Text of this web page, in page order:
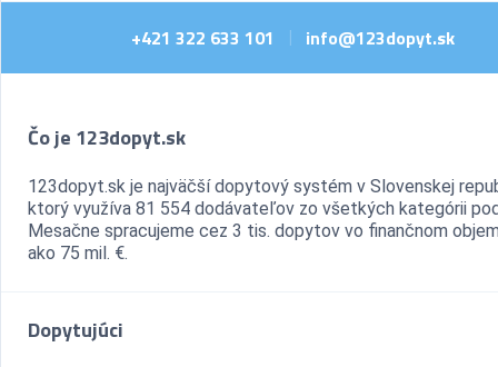
+421 322 633 101 info@123dopyt.sk
Čo je 123dopyt.sk
123dopyt.sk je najväčší dopytový systém v Slovenskej
ktorý využíva 81 554 dodávateľov zo všetkých kategórii
Mesačne spracujeme cez 3 tis. dopytov vo finančnom
ako 75 mil. €.
Dopytujúci